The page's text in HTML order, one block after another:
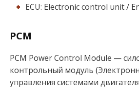
ECU: Electronic control unit /
PCM
PCM Power Control Module —
контрольный модуль
управления системами